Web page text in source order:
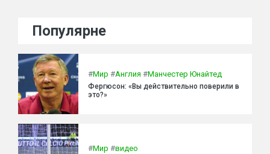
Популярне
#Мир #Англия #Манчестер Юнайтед
Фергюсон: «Вы действительно поверили в
это?»
#Мир #видео